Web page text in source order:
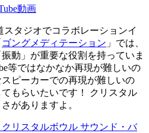
動画
タジオでコラボレーションイ
ゴングメディテーション 」では、
動」が重要な役割を持っていま
等ではなかなか再現が難しいの
ピーカーでの再現が難しいの
もらいたいです！ クリスタル
がありますよ。
リスタルボウル サウンド・バ